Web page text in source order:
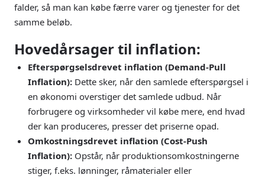
falder, så man kan købe færre varer og tjenester for det
samme beløb.
Hovedårsager til inflation:
Efterspørgselsdrevet inflation (Demand-Pull
Inflation):Dette sker, når den samlede efterspørgsel i
en økonomi overstiger det samlede udbud. Når
forbrugere og virksomheder vil købe mere, end hvad
der kan produceres, presser det priserne opad.
Omkostningsdrevet inflation (Cost-Push
Inflation):Opstår, når produktionsomkostningerne
stiger, f.eks. lønninger, råmaterialer eller